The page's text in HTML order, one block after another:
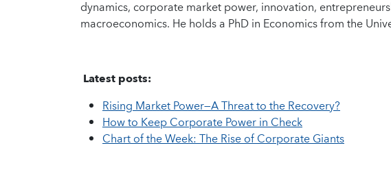
dynamics, corporate market power, innovation,
macroeconomics. He holds a PhD in Economics from the
Latest posts:
Rising Market Power—A Threat to the Recovery?
How to Keep Corporate Power in Check
Chart of the Week: The Rise of Corporate Giants